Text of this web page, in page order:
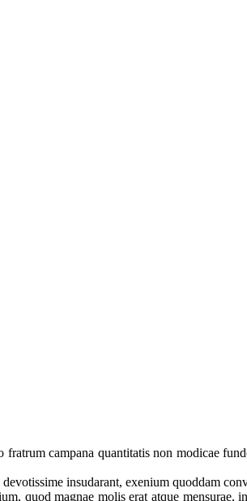
campana quantitatis non modicae
insudarant, exenium quoddam
quod magnae molis erat atque